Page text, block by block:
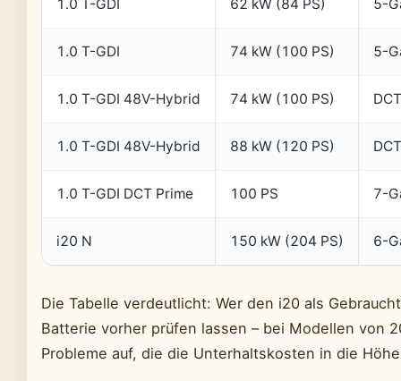
1.0 T-GDI 62 kW (84 PS) 5-
1.0 T-GDI 74 kW (100 PS) 5-
1.0 T-GDI 48V-Hybrid 74 kW (100 PS) DCT
1.0 T-GDI 48V-Hybrid 88 kW (120 PS) DCT
1.0 T-GDI DCT Prime 100 PS 7-
i20 N 150 kW (204 PS) 6-
Die Tabelle verdeutlicht: Wer den i20 als
Batterie vorher prüfen lassen – bei Modellen von
Probleme auf, die die Unterhaltskosten in die